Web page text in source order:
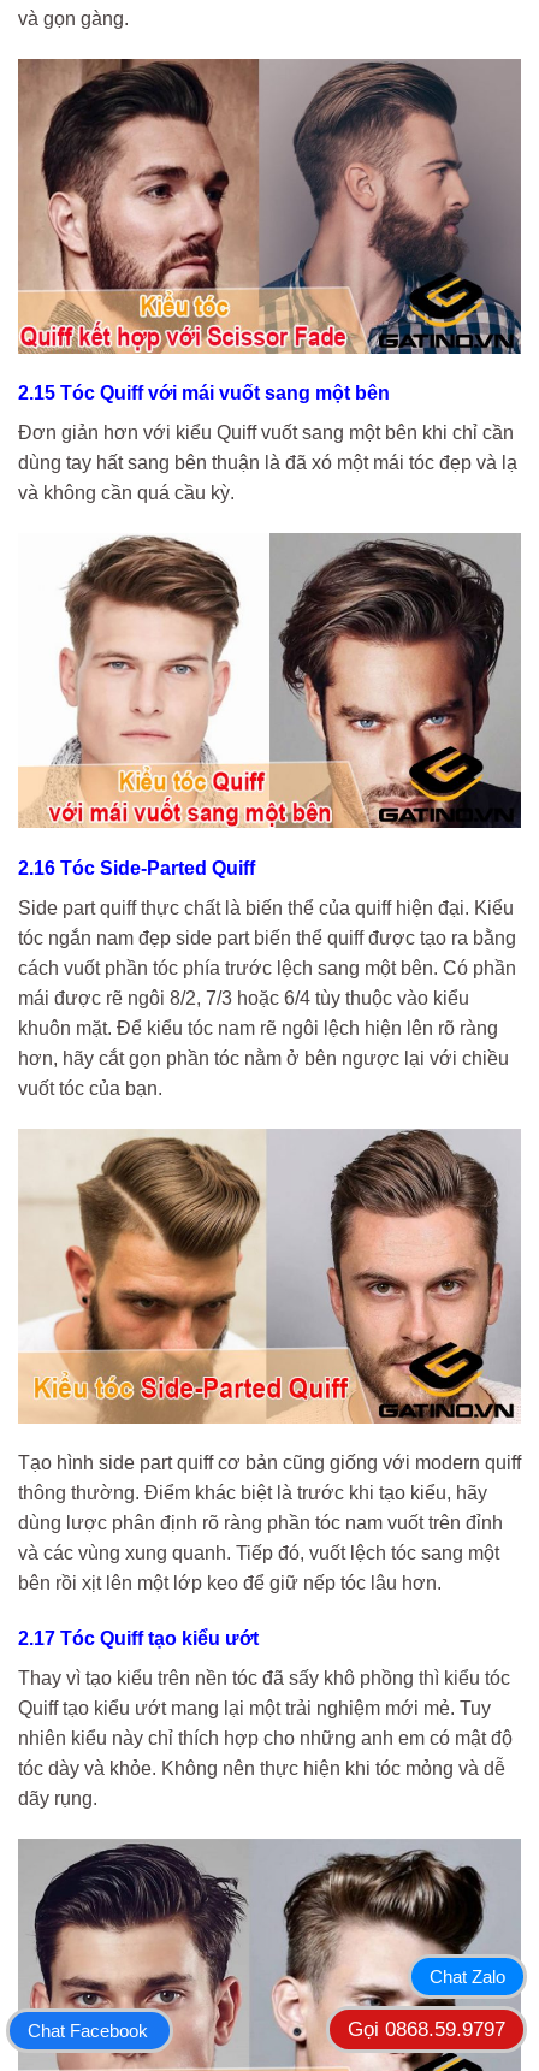
và gọn gàng.
2.15 Tóc Quiff với mái vuốt sang một bên
Đơn giản hơn với kiểu Quiff vuốt sang một bên khi chỉ cần
dùng tay hất sang bên thuận là đã xó một mái tóc đẹp và lạ
và không cần quá cầu kỳ.
2.16 Tóc Side-Parted Quiff
Side part quiff thực chất là biến thể của quiff hiện đại. Kiểu
tóc ngắn nam đẹp side part biến thể quiff được tạo ra bằng
cách vuốt phần tóc phía trước lệch sang một bên. Có phần
mái được rẽ ngôi 8/2, 7/3 hoặc 6/4 tùy thuộc vào kiểu
khuôn mặt. Để kiểu tóc nam rẽ ngôi lệch hiện lên rõ ràng
hơn, hãy cắt gọn phần tóc nằm ở bên ngược lại với chiều
vuốt tóc của bạn.
Tạo hình side part quiff cơ bản cũng giống với modern quiff
thông thường. Điểm khác biệt là trước khi tạo kiểu, hãy
dùng lược phân định rõ ràng phần tóc nam vuốt trên đỉnh
và các vùng xung quanh. Tiếp đó, vuốt lệch tóc sang một
bên rồi xịt lên một lớp keo để giữ nếp tóc lâu hơn.
2.17 Tóc Quiff tạo kiểu ướt
Thay vì tạo kiểu trên nền tóc đã sấy khô phồng thì kiểu tóc
Quiff tạo kiểu ướt mang lại một trải nghiệm mới mẻ. Tuy
nhiên kiểu này chỉ thích hợp cho những anh em có mật độ
tóc dày và khỏe. Không nên thực hiện khi tóc mỏng và dễ
dãy rụng.
Chat Zalo
Chat Facebook Gọi 0868.59.9797